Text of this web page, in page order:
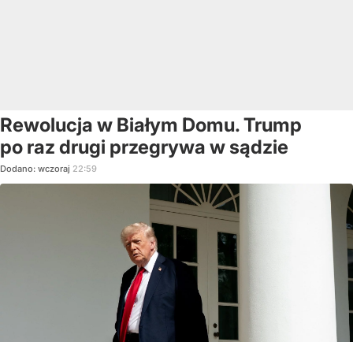
Rewolucja w Białym Domu. Trump
po raz drugi przegrywa w sądzie
Dodano: wczoraj 22:59